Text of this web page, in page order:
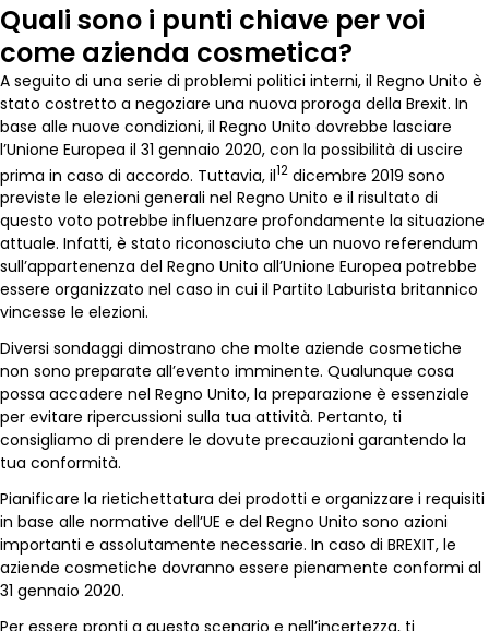
Quali sono i punti chiave per voi
come azienda cosmetica?
A seguito di una serie di problemi politici interni, il Regno Unito è
stato costretto a negoziare una nuova proroga della Brexit. In
base alle nuove condizioni, il Regno Unito dovrebbe lasciare
l’Unione Europea il 31 gennaio 2020, con la possibilità di uscire
prima in caso di accordo. Tuttavia, il12 dicembre 2019 sono
previste le elezioni generali nel Regno Unito e il risultato di
questo voto potrebbe influenzare profondamente la situazione
attuale. Infatti, è stato riconosciuto che un nuovo referendum
sull’appartenenza del Regno Unito all’Unione Europea potrebbe
essere organizzato nel caso in cui il Partito Laburista britannico
vincesse le elezioni.
Diversi sondaggi dimostrano che molte aziende cosmetiche
non sono preparate all’evento imminente. Qualunque cosa
possa accadere nel Regno Unito, la preparazione è essenziale
per evitare ripercussioni sulla tua attività. Pertanto, ti
consigliamo di prendere le dovute precauzioni garantendo la
tua conformità.
Pianificare la rietichettatura dei prodotti e organizzare i requisiti
in base alle normative dell’UE e del Regno Unito sono azioni
importanti e assolutamente necessarie. In caso di BREXIT, le
aziende cosmetiche dovranno essere pienamente conformi al
31 gennaio 2020.